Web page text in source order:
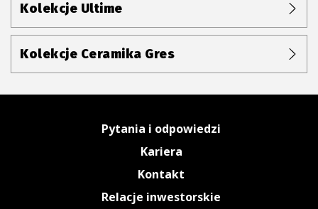
Kolekcje Ultime
Kolekcje Ceramika Gres
Pytania i odpowiedzi
Kariera
Kontakt
Relacje inwestorskie